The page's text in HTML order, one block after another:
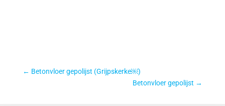
← Betonvloer gepolijst (Grijpskerke￼)
Betonvloer gepolijst →